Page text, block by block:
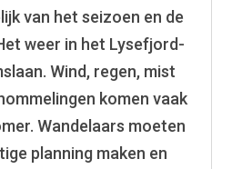
van het seizoen en de
weer in het Lysefjord-
Wind, regen, mist
komen vaak
Wandelaars moeten
planning maken en